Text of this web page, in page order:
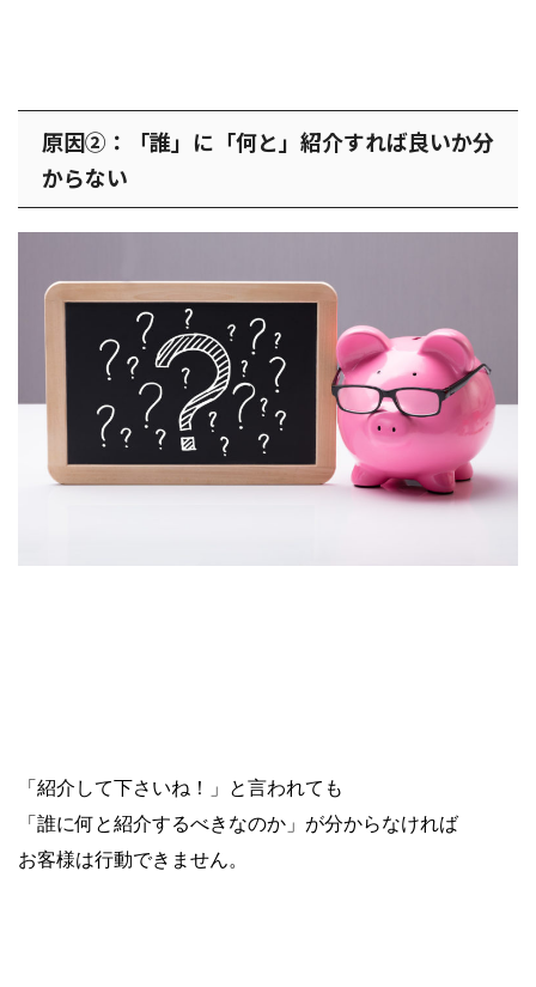
原因②：「誰」に「何と」紹介すれば良いか分
からない
「紹介して下さいね！」と言われても
「誰に何と紹介するべきなのか」が分からなければ
お客様は行動できません。